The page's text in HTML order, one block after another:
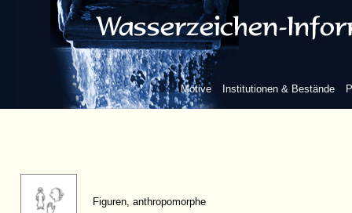
Motive Institutionen & Bestände
Figuren, anthropomorphe